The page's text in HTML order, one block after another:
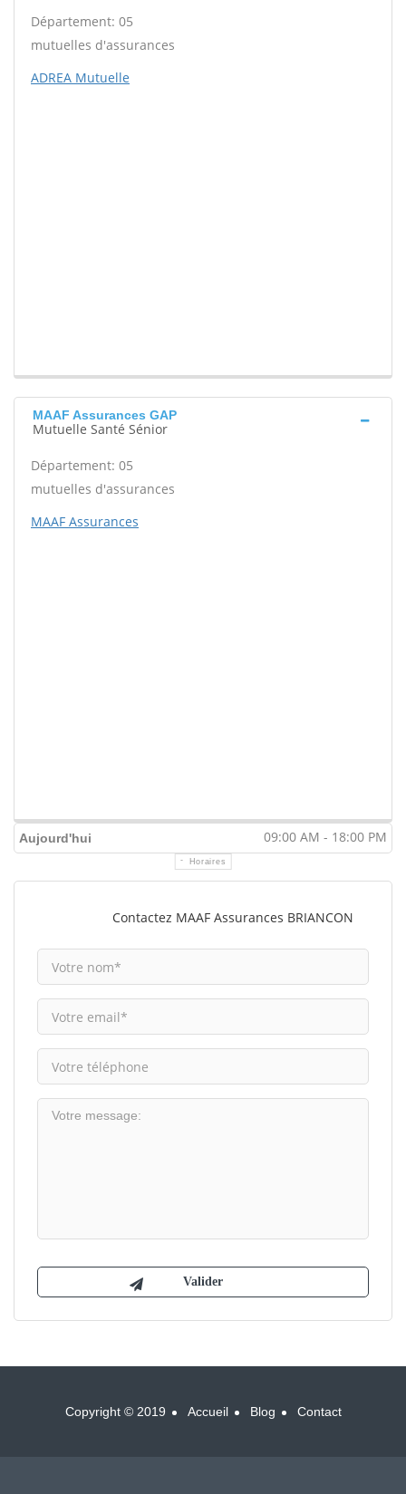
Département: 05
mutuelles d'assurances
ADREA Mutuelle
MAAF Assurances GAP
Mutuelle Santé Sénior
Département: 05
mutuelles d'assurances
MAAF Assurances
Aujourd'hui 09:00 AM - 18:00 PM
Horaires
Contactez MAAF Assurances BRIANCON
Copyright © 2019 Accueil Blog Contact